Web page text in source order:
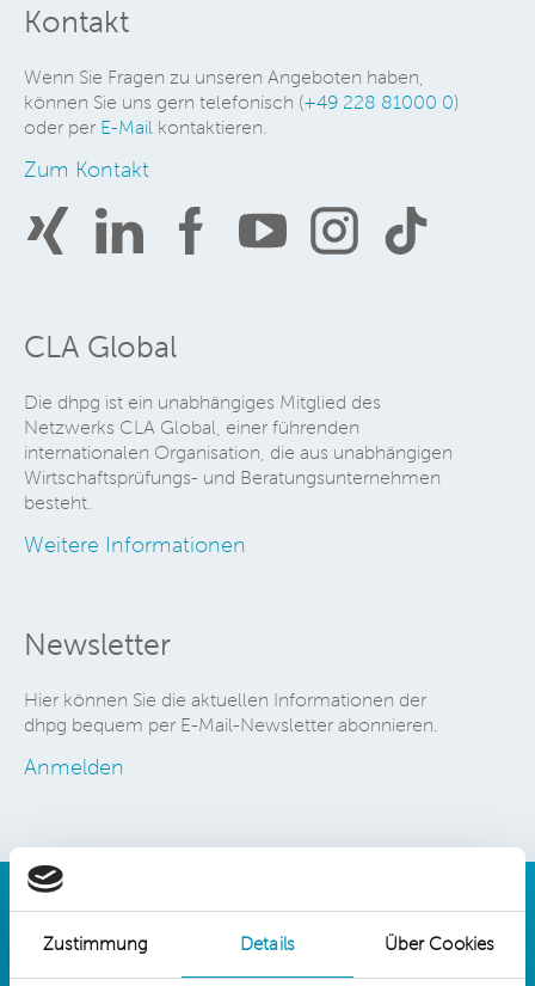
Zustimmung Details Über Cookies
Kontakt
Wenn Sie Fragen zu unseren Angeboten haben,
können Sie uns gern telefonisch (+49 228 81000 0)
oder per E-Mail kontaktieren.
Zum Kontakt
CLA Global
Die dhpg ist ein unabhängiges Mitglied des
Netzwerks CLA Global, einer führenden
internationalen Organisation, die aus unabhängigen
Wirtschaftsprüfungs- und Beratungsunternehmen
besteht.
Weitere Informationen
Newsletter
Hier können Sie die aktuellen Informationen der
dhpg bequem per E-Mail-Newsletter abonnieren.
Anmelden